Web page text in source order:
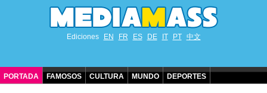
Ediciones EN FR ES DE IT PT 中文
PORTADA FAMOSOS CULTURA MUNDO DEPORTES